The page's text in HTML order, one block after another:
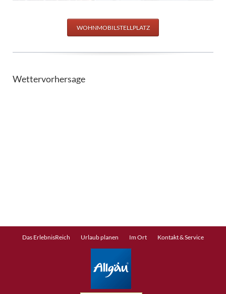
WOHNMOBILSTELLPLATZ
Wettervorhersage
Navigation
Das ErlebnisReich Urlaub planen Im Ort Kontakt & Service